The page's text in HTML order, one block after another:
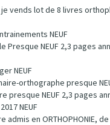
vends lot de 8 livres
NEUF
NEUF 2,3 pages
NEUF
orthographe presque
NEUF 2,3 pages
NEUF
en ORTHOPHONIE,